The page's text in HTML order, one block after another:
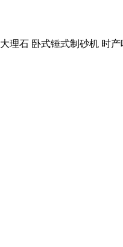
理石 卧式锤式制砂机 时